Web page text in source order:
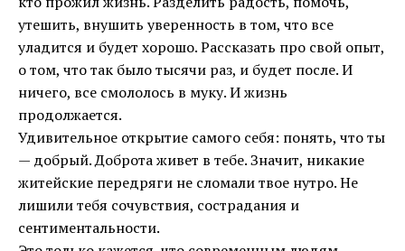
утешить, внушить уверенность в том, что все
уладится и будет хорошо. Рассказать про свой опыт,
о том, что так было тысячи раз, и будет после. И
ничего, все смололось в муку. И жизнь
продолжается.
Удивительное открытие самого себя: понять, что ты
— добрый. Доброта живет в тебе. Значит, никакие
житейские передряги не сломали твое нутро. Не
лишили тебя сочувствия, сострадания и
сентиментальности.